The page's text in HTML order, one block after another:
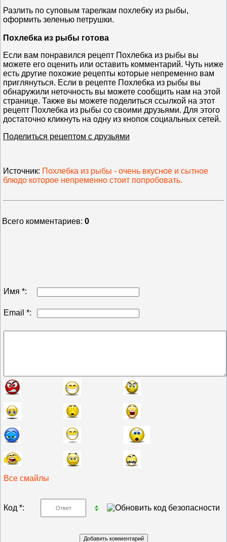
Разлить по суповым тарелкам похлебку из рыбы,
оформить зеленью петрушки.
Похлебка из рыбы готова
Если вам понравился рецепт Похлебка из рыбы вы
можете его оценить или оставить комментарий. Чуть ниже
есть другие похожие рецепты которые непременно вам
приглянуться. Если в рецепте Похлебка из рыбы вы
обнаружили неточность вы можете сообщить нам на этой
странице. Также вы можете поделиться ссылкой на этот
рецепт Похлебка из рыбы со своими друзьями. Для этого
достаточно кликнуть на одну из кнопок социальных сетей.
Поделиться рецептом с друзьями
Источник: Похлебка из рыбы - очень вкусное и сытное
блюдо которое непременно стоит попробовать.
Всего комментариев: 0
Имя *:
Email *:
Все смайлы
Код *: